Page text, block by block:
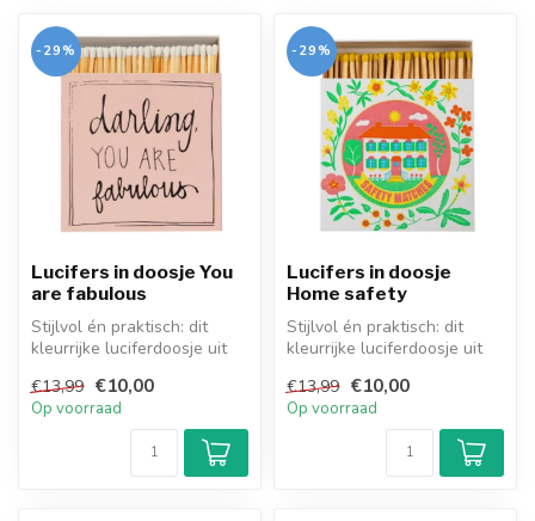
-29%
Lucifers in doosje You
are fabulous
Stijlvol én praktisch: dit
kleurrijke luciferdoosje uit
€13,99 €10,00
Op voorraad
-29%
Lucifers in doosje
Home safety
Stijlvol én praktisch: dit
kleurrijke luciferdoosje uit
€13,99 €10,00
Op voorraad